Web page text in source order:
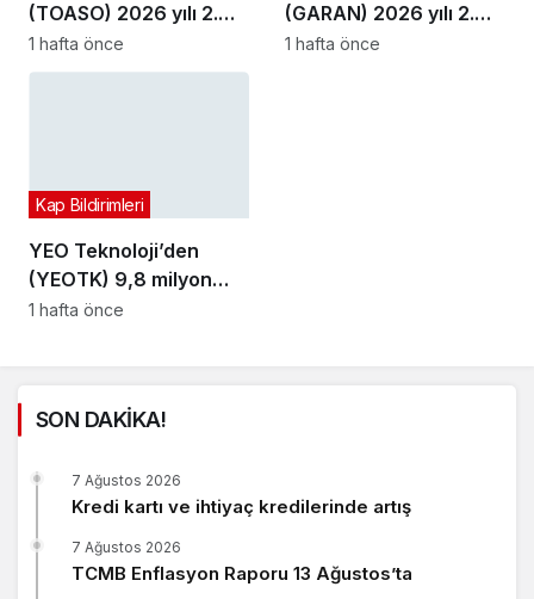
(TOASO) 2026 yılı 2.
çeyrek bilançosunu
açıkladı
1 hafta önce
(GARAN) 2026 yılı 2.
çeyrek bilançosunu
1 hafta önce
YEO Teknoloji’den
(YEOTK) 9,8 milyon
dolarlık sözleşme
Kap Bildirimleri
1 hafta önce
SON DAKİKA!
Kredi kartı ve ihtiyaç kredilerinde artış
7 Ağustos 2026
TCMB Enflasyon Raporu 13 Ağustos’ta
7 Ağustos 2026